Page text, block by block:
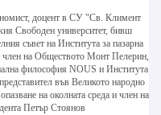
доцент в СУ "Св. Климент
Свободен университет, бивш
съвет на Института за пазарна
на Обществото Монт Пелерин,
философия NOUS и Института
във Великото народно
на околната среда и член на
Петър Стоянов